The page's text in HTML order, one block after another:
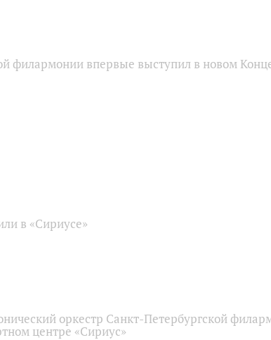
филармонии впервые выступил в новом
в «Сириусе»
оркестр Санкт-Петербургской
центре «Сириус»